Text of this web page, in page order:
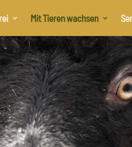
Mit Tieren wachsen